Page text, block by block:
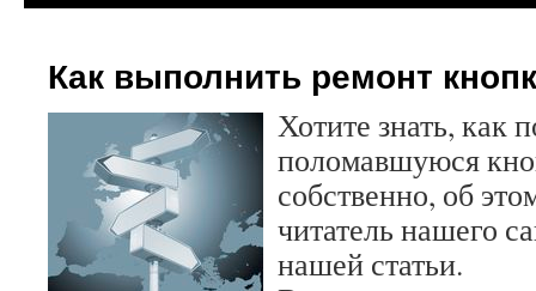
Как выполнить ремонт
Хотите знать, как
поломавшуюся
собственно, об
читатель нашего
нашей статьи.